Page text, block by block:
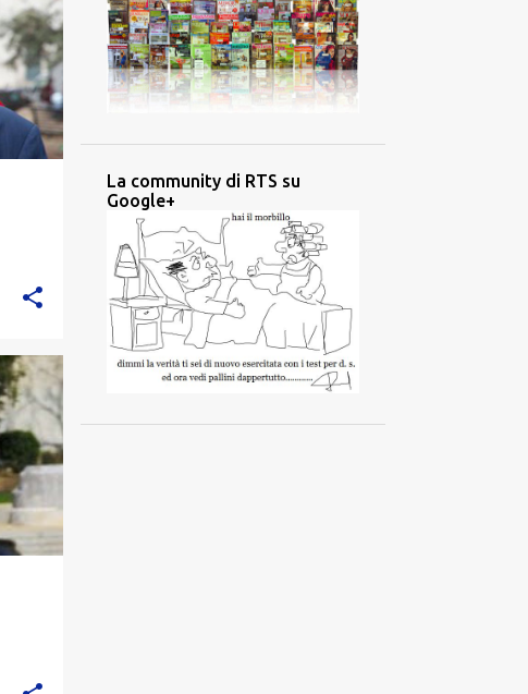
La community di RTS su
Google+